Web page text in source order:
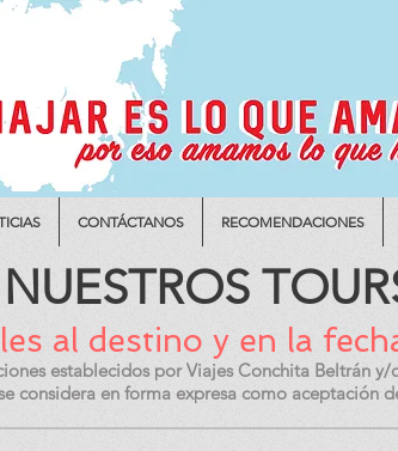
CONTÁCTANOS RECOMENDACIONES
al destino y en la
establecidos por Viajes Conchita Beltrán
considera en forma expresa como aceptación